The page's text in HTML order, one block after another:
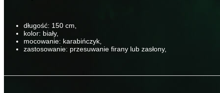
długość: 150 cm,
kolor: biały,
mocowanie: karabińczyk,
zastosowanie: przesuwanie firany lub zasłony,